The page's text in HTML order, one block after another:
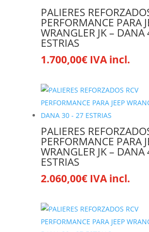
PALIERES
PERFORMANCE PARA
WRANGLER JK – DANA
ESTRIAS
1.700,00€ IVA incl.
PALIERES
PERFORMANCE PARA
WRANGLER JK – DANA
ESTRIAS
2.060,00€ IVA incl.